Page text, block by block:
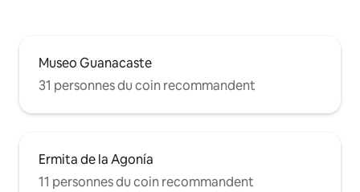
Museo Guanacaste
31 personnes du coin recommandent
Ermita de la Agonía
11 personnes du coin recommandent